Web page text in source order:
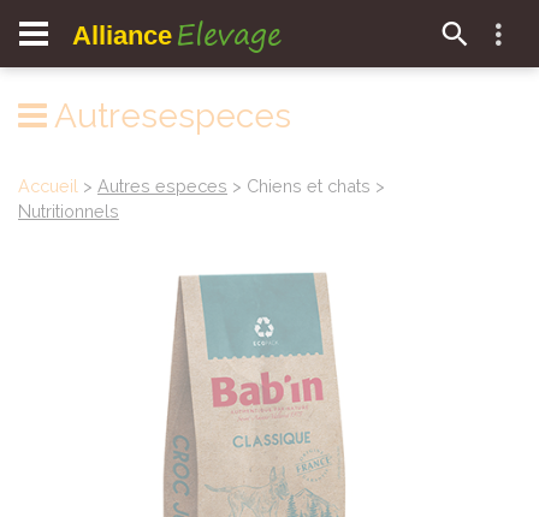
Alliance Elevage
Autresespeces
Accueil > Autres especes > Chiens et chats >
Nutritionnels